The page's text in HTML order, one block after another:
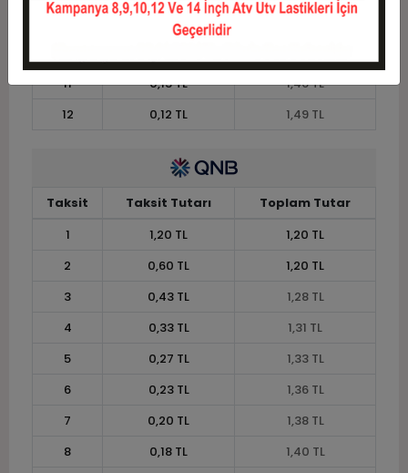
0,16 TL
11
0,13 TL
1,46 TL
12
0,12 TL 1,49 TL
Taksit Taksit Tutarı
Toplam Tutar
1
1,20 TL
1,20 TL
2
0,60 TL
1,20 TL
3
0,43 TL
1,28 TL
4
0,33 TL
1,31 TL
5
0,27 TL
1,33 TL
6
0,23 TL
1,36 TL
7
0,20 TL
1,38 TL
8
0,18 TL
1,40 TL